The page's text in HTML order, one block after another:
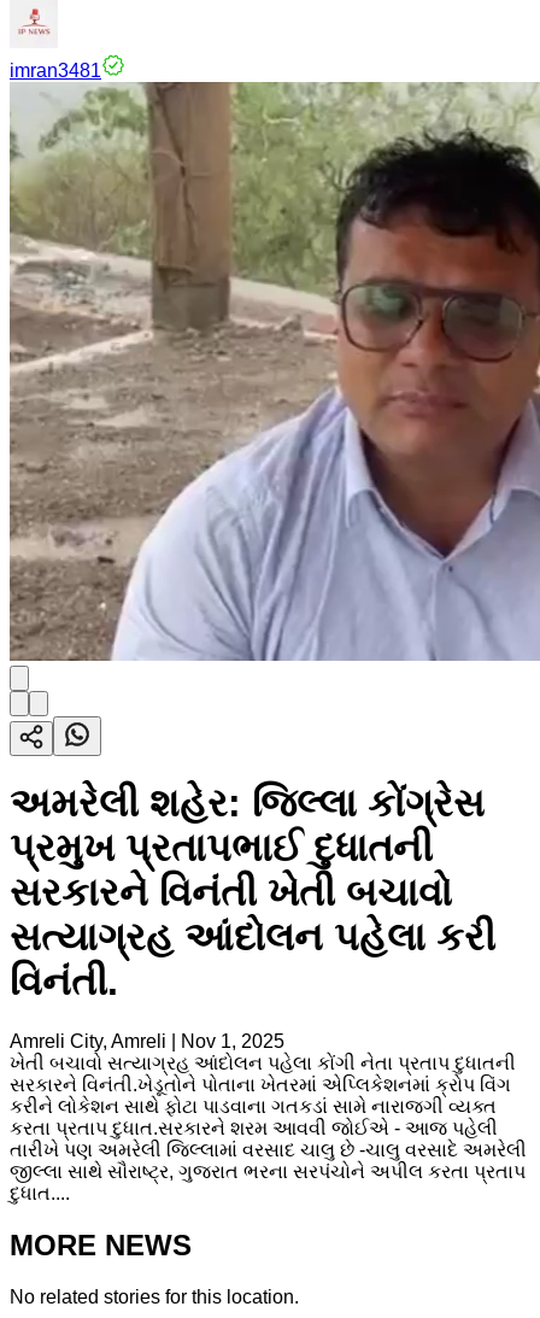
imran3481
અમરેલી શહેર: જિલ્લા કોંગ્રેસ
પ્રમુખ પ્રતાપભાઈ દુધાતની
સરકારને વિનંતી ખેતી બચાવો
સત્યાગ્રહ આંદોલન પહેલા કરી
વિનંતી.
Amreli City, Amreli
Nov 1, 2025
ખેતી બચાવો સત્યાગ્રહ આંદોલન પહેલા કોંગી નેતા પ્રતાપ દુધાતની
સરકારને વિનંતી.ખેડૂતોને પોતાના ખેતરમાં એપ્લિકેશનમાં ક્રોપ વિંગ
કરીને લોકેશન સાથે ફોટા પાડવાના ગતકડાં સામે નારાજગી વ્યક્ત
કરતા પ્રતાપ દુધાત.સરકારને શરમ આવવી જોઈએ - આજ પહેલી
તારીખે પણ અમરેલી જિલ્લામાં વરસાદ ચાલુ છે -ચાલુ વરસાદે અમરેલી
જીલ્લા સાથે સૌરાષ્ટ્ર, ગુજરાત ભરના સરપંચોને અપીલ કરતા પ્રતાપ
દુધાત....
MORE NEWS
No related stories for this location.